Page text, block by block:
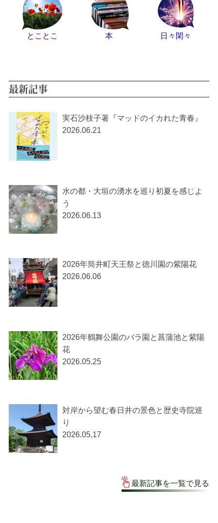
とことこ 本 日々閑々
最新記事
実石沙枝子著『マッドのイカれた青春』
2026.06.21
水の都・大垣の湧水を巡り初夏を感じよ
う
2026.06.13
2026年筒井町天王祭と徳川園の紫陽花
2026.06.06
2026年鶴舞公園のバラ園と菖蒲池と紫陽
花
2026.05.25
対岸から望む春日井の景色と歴史寺院巡
り
2026.05.17
最新記事を一覧で見る